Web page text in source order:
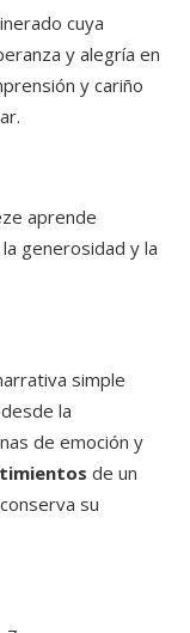
cuya
y alegría en
y cariño
aprende
la generosidad y la
simple
la
de emoción y
de un
su